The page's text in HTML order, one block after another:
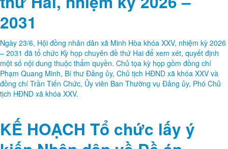
HĐND xã Minh Hòa khóa XXV
tổ chức Kỳ họp chuyên đề
thứ Hai, nhiệm kỳ 2026 –
2031
Ngày 23/6, Hội đồng nhân dân xã Minh Hòa khóa XXV, nhiệm kỳ 2026
Phạm Quang Minh, Bí thư Đảng ủy, Chủ tịch HĐND xã khóa XXV và
đồng chí Trần Tiến Chức, Ủy viên Ban Thường vụ Đảng ủy, Phó Chủ
tịch HĐND xã khóa XXV.